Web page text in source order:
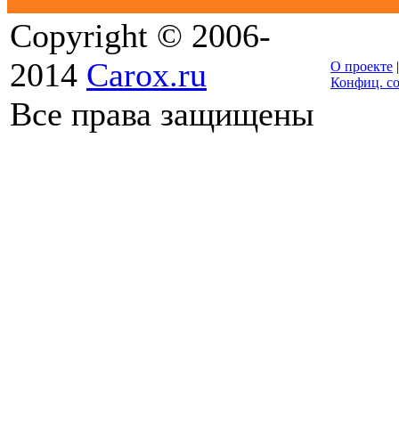
Copyright © 2006-
2014 Carox.ru
Все права защищены
О проекте
Конфиц.